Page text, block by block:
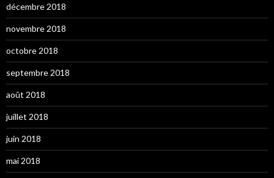
décembre 2018
novembre 2018
octobre 2018
septembre 2018
août 2018
juillet 2018
juin 2018
mai 2018